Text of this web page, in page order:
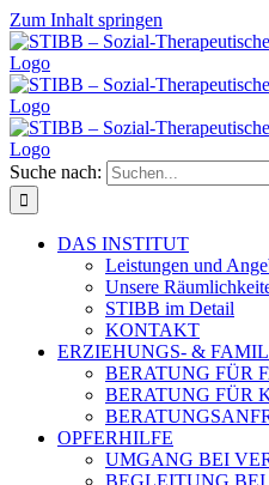
Zum Inhalt springen
Suche nach:
DAS INSTITUT
Leistungen und
Unsere
STIBB im Detail
KONTAKT
ERZIEHUNGS- &
BERATUNG FÜR
BERATUNG FÜR
OPFERHILFE
UMGANG BEI
BEGLEITUNG